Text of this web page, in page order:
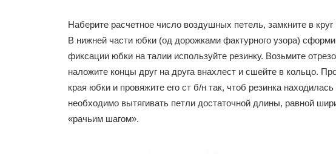
Наберите расчетное число воздушных петель, замкните в
В нижней части юбки (од дорожками фактурного узора)
фиксации юбки на талии используйте резинку. Возьмите
наложите концы друг на друга внахлест и сшейте в кольцо.
края юбки и провяжите его ст б/н так, чтоб резинка
необходимо вытягивать петли достаточной длины, равной
«рачьим шагом».